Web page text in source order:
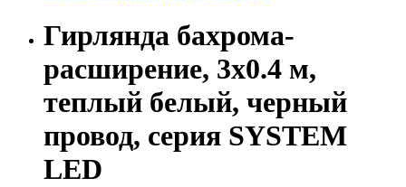
Гирлянда бахрома-
расширение, 3х0.4 м,
теплый белый, черный
провод, серия SYSTEM
LED